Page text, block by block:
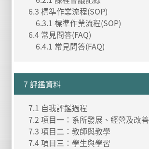
6.3 標準作業流程(SOP)
6.3.1 標準作業流程(SOP)
6.4 常見問答(FAQ)
6.4.1 常見問答(FAQ)
7 評鑑資料
7.1 自我評鑑過程
7.2 項目一：系所發展、經營及改善
7.3 項目二：教師與教學
7.4 項目三：學生與學習